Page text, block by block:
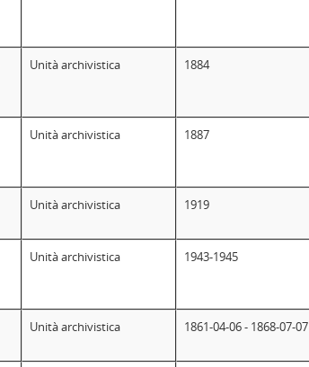
Unità archivistica 1884
Unità archivistica 1887
Unità archivistica 1919
Unità archivistica 1943-1945
Unità archivistica 1861-04-06 - 1868-07-07